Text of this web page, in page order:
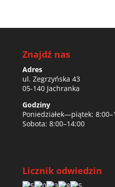
Znajdź nas
Adres
ul. Zegrzyńska 43
05-140 Jachranka
Godziny
Poniedziałek—piątek:
Sobota: 8:00–14:00
Licznik odwiedzin